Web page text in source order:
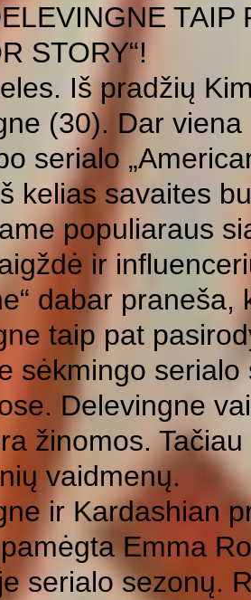
TAIP
STORY“!
Iš pradžių
(30). Dar
serialo
kelias savaites
populiaraus
ir
dabar
taip pat
sėkmingo serialo
Delevingne
žinomos.
vaidmenų.
ir Kardashian
Emma
serialo sezonų.